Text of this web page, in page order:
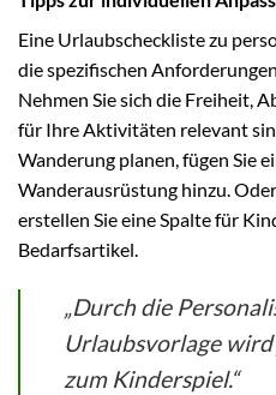
Eine Urlaubscheckliste zu
die spezifischen
Nehmen Sie sich die Freiheit,
für Ihre Aktivitäten relevant
Wanderung planen, fügen Sie
Wanderausrüstung hinzu.
erstellen Sie eine Spalte für
Bedarfsartikel.
„Durch die
Urlaubsvorlage
zum Kinderspiel.“